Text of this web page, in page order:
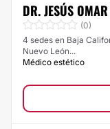
DR. JESÚS
(0)
4 sedes en Baja
Nuevo León...
Médico estético